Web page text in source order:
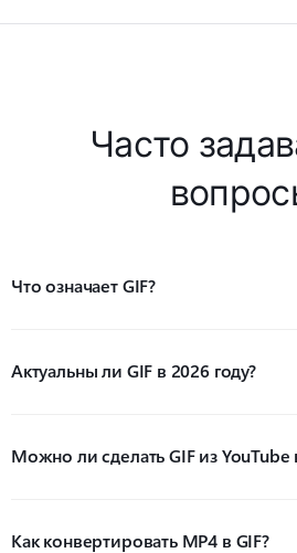
Часто
Что означает GIF?
Актуальны ли GIF в 2026 году?
Можно ли сделать GIF из YouTube
Как конвертировать MP4 в GIF?